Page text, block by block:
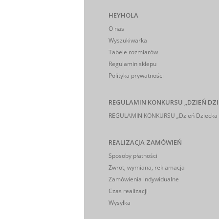
HEYHOLA
O nas
Wyszukiwarka
Tabele rozmiarów
Regulamin sklepu
Polityka prywatności
REGULAMIN KONKURSU „DZIEŃ
REGULAMIN KONKURSU „Dzień Dziecka
REALIZACJA ZAMÓWIEŃ
Sposoby płatności
Zwrot, wymiana, reklamacja
Zamówienia indywidualne
Czas realizacji
Wysyłka